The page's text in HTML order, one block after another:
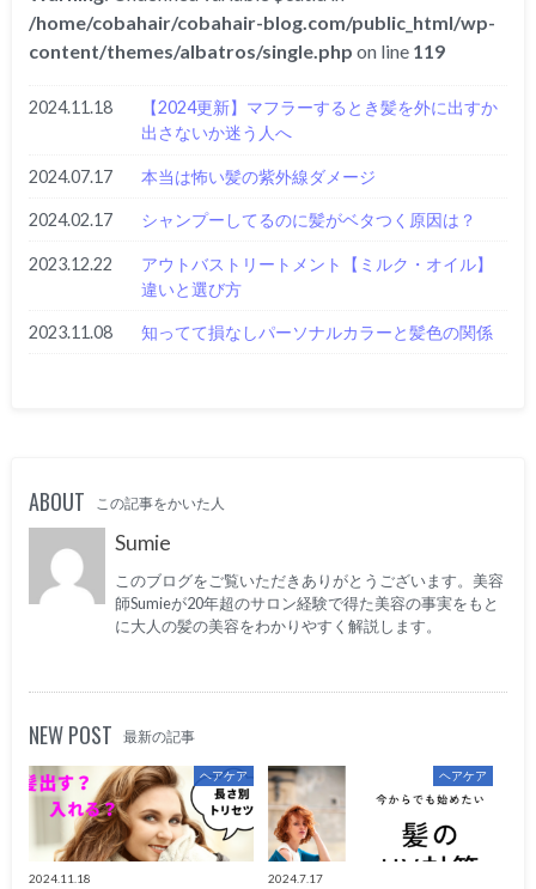
/home/cobahair/cobahair-blog.com/public_html/wp-
content/themes/albatros/single.php on line 119
2024.11.18
【2024更新】マフラーするとき髪を外に出すか
出さないか迷う人へ
2024.07.17 本当は怖い髪の紫外線ダメージ
2024.02.17 シャンプーしてるのに髪がベタつく原因は？
2023.12.22
アウトバストリートメント【ミルク・オイル】
違いと選び方
2023.11.08 知ってて損なしパーソナルカラーと髪色の関係
ABOUT この記事をかいた人
Sumie
このブログをご覧いただきありがとうございます。美容
師Sumieが20年超のサロン経験で得た美容の事実をもと
に大人の髪の美容をわかりやすく解説します。
NEW POST 最新の記事
ヘアケア
2024.11.18
ヘアケア
2024.7.17